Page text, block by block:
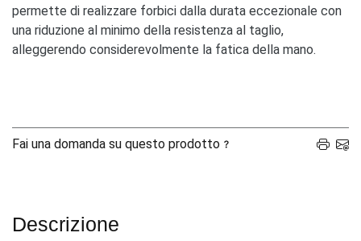
permette di realizzare forbici dalla durata eccezionale con
una riduzione al minimo della resistenza al taglio,
alleggerendo considerevolmente la fatica della mano.
Fai una domanda su questo prodotto
Descrizione